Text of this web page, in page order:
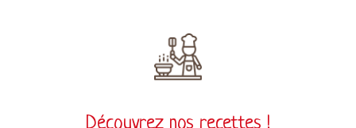
Découvrez nos recettes !